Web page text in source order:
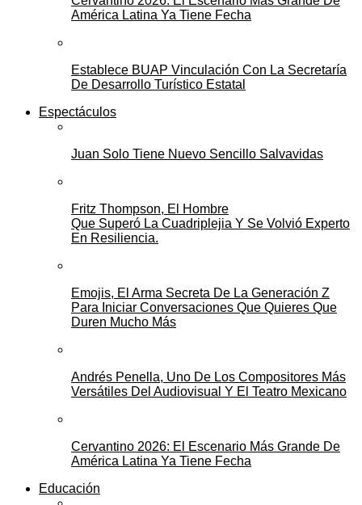
América Latina Ya Tiene Fecha
Establece BUAP Vinculación Con La Secretaría
De Desarrollo Turístico Estatal
Espectáculos
Juan Solo Tiene Nuevo Sencillo Salvavidas
Fritz Thompson, El Hombre
Que Superó La Cuadriplejia Y Se Volvió Experto
En Resiliencia.
Emojis, El Arma Secreta De La Generación Z
Para Iniciar Conversaciones Que Quieres Que
Duren Mucho Más
Andrés Penella, Uno De Los Compositores Más
Versátiles Del Audiovisual Y El Teatro Mexicano
Cervantino 2026: El Escenario Más Grande De
América Latina Ya Tiene Fecha
Educación